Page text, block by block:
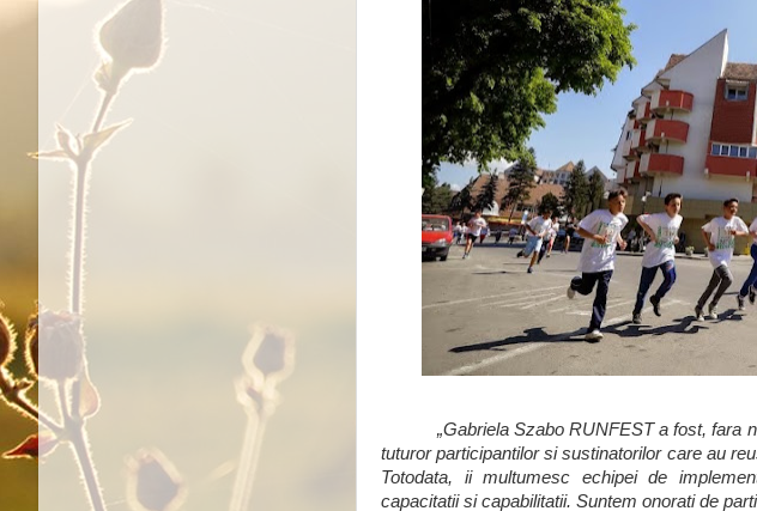
„Gabriela Szabo RUNFEST a fost, fara
tuturor participantilor si sustinatorilor care au
Totodata, ii multumesc echipei de
capacitatii si capabilitatii. Suntem onorati de